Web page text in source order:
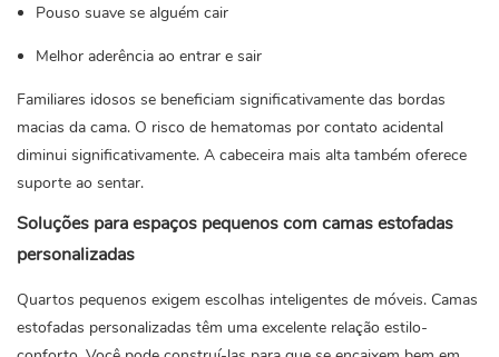
Pouso suave se alguém cair
Melhor aderência ao entrar e sair
Familiares idosos se beneficiam significativamente das bordas
macias da cama. O risco de hematomas por contato acidental
diminui significativamente. A cabeceira mais alta também oferece
suporte ao sentar.
Soluções para espaços pequenos com camas estofadas
personalizadas
Quartos pequenos exigem escolhas inteligentes de móveis. Camas
estofadas personalizadas têm uma excelente relação estilo-